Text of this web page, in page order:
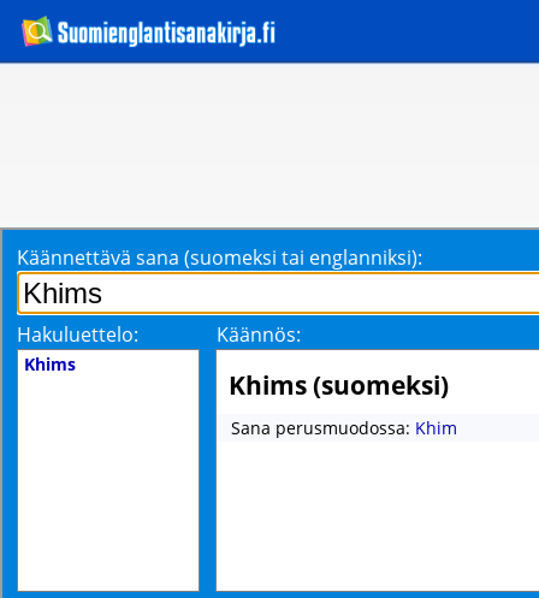
Käännettävä sana (suomeksi tai englanniksi):
Hakuluettelo: Käännös:
Khims
Khims (suomeksi)
Sana perusmuodossa: Khim